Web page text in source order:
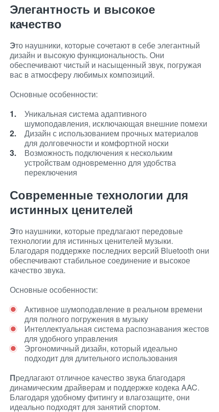
Элегантность и высокое
качество
Это наушники, которые сочетают в себе элегантный
дизайн и высокую функциональность. Они
обеспечивают чистый и насыщенный звук, погружая
вас в атмосферу любимых композиций.
Основные особенности:
Уникальная система адаптивного
шумоподавления, исключающая внешние помехи
Дизайн с использованием прочных материалов
для долговечности и комфортной носки
Возможность подключения к нескольким
устройствам одновременно для удобства
переключения
Современные технологии для
истинных ценителей
Это наушники, которые предлагают передовые
технологии для истинных ценителей музыки.
Благодаря поддержке последних версий Bluetooth они
обеспечивают стабильное соединение и высокое
качество звука.
Основные особенности:
Активное шумоподавление в реальном времени
для полного погружения в музыку
Интеллектуальная система распознавания жестов
для удобного управления
Эргономичный дизайн, который идеально
подходит для длительного использования
Предлагают отличное качество звука благодаря
динамическим драйверам и поддержке кодека AAC.
Благодаря удобному фитингу и влагозащите, они
идеально подходят для занятий спортом.